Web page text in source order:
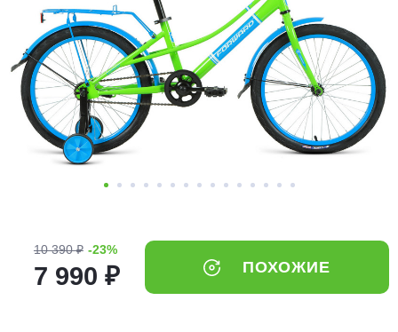
10 390 ₽ -23%
7 990 ₽ ПОХОЖИЕ
Добавляйте товары
в корзину
Оплачивайте сегодня только
25% картой любого банка
выбранный способом
75% будут